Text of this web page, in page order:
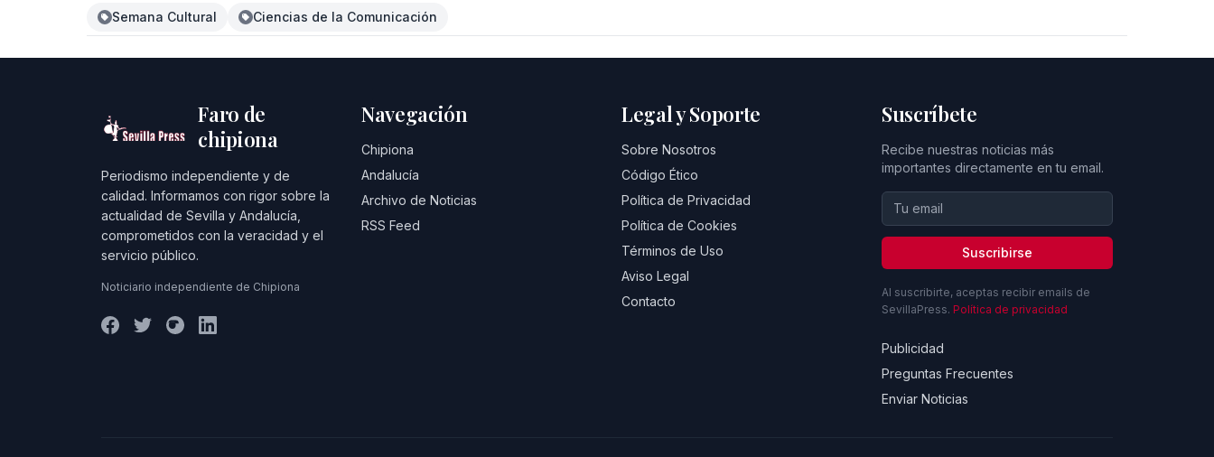
Semana Cultural Ciencias de la Comunicación
Faro de
chipiona
Periodismo independiente y de
calidad. Informamos con rigor sobre la
actualidad de Sevilla y Andalucía,
comprometidos con la veracidad y el
servicio público.
Noticiario independiente de Chipiona
Navegación
Chipiona
Andalucía
Archivo de Noticias
RSS Feed
Legal y Soporte
Sobre Nosotros
Código Ético
Política de Privacidad
Política de Cookies
Términos de Uso
Aviso Legal
Contacto
Suscríbete
Recibe nuestras noticias más
importantes directamente en tu email.
Suscribirse
Al suscribirte, aceptas recibir emails de
SevillaPress. Política de privacidad
Publicidad
Preguntas Frecuentes
Enviar Noticias